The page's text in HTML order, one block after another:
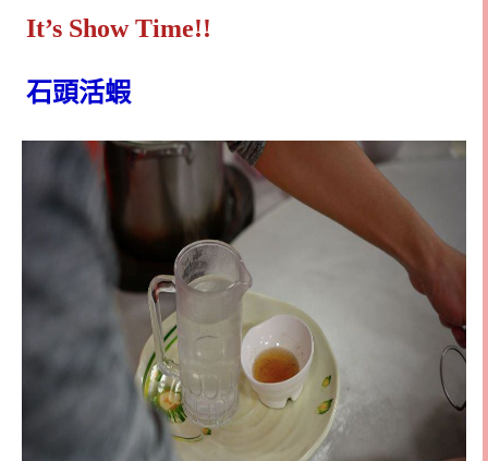
It’s Show Time!!
石頭活蝦